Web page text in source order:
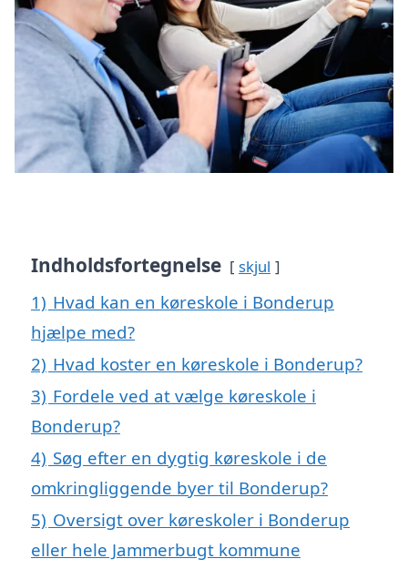
Indholdsfortegnelse skjul
1) Hvad kan en køreskole i Bonderup
hjælpe med?
2) Hvad koster en køreskole i Bonderup?
3) Fordele ved at vælge køreskole i
Bonderup?
4) Søg efter en dygtig køreskole i de
omkringliggende byer til Bonderup?
5) Oversigt over køreskoler i Bonderup
eller hele Jammerbugt kommune